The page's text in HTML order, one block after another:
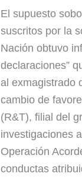
El supuesto
suscritos por la
Nación obtuvo
declaraciones”
al exmagistrado
cambio de
(R&T), filial del
investigaciones
Operación
conductas
exmagistrado
Jorge
Pretelt